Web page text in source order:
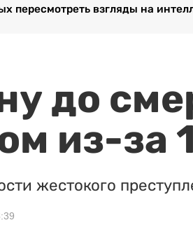
пересмотреть взгляды на
до
из-за
жестокого